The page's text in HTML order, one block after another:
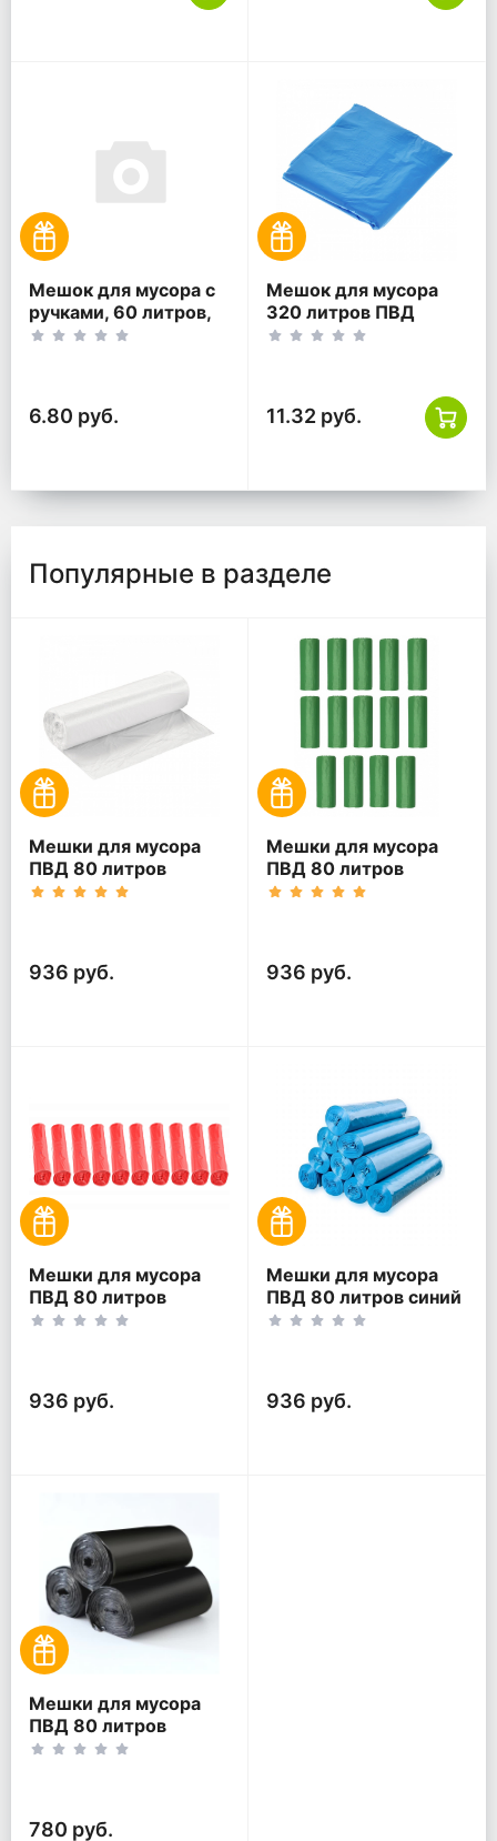
Мешок для мусора с
ручками, 60 литров,
ПВД, 60*70+13,
6.80 руб.
Мешок для мусора
320 литров ПВД
118*133 синий ТУ
11.32 руб.
Популярные в разделе
Мешки для мусора
ПВД 80 литров
прозрачный 30 мкм
936 руб.
Мешки для мусора
ПВД 80 литров
зеленый 30 мкм
936 руб.
Мешки для мусора
ПВД 80 литров
красный 30 мкм
936 руб.
Мешки для мусора
ПВД 80 литров синий
30 мкм 60*80 200 шт
936 руб.
Мешки для мусора
ПВД 80 литров
черный 30 мкм 60*80
780 руб.